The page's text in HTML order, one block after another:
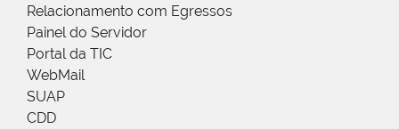
Relacionamento com Egressos
Painel do Servidor
Portal da TIC
WebMail
SUAP
CDD